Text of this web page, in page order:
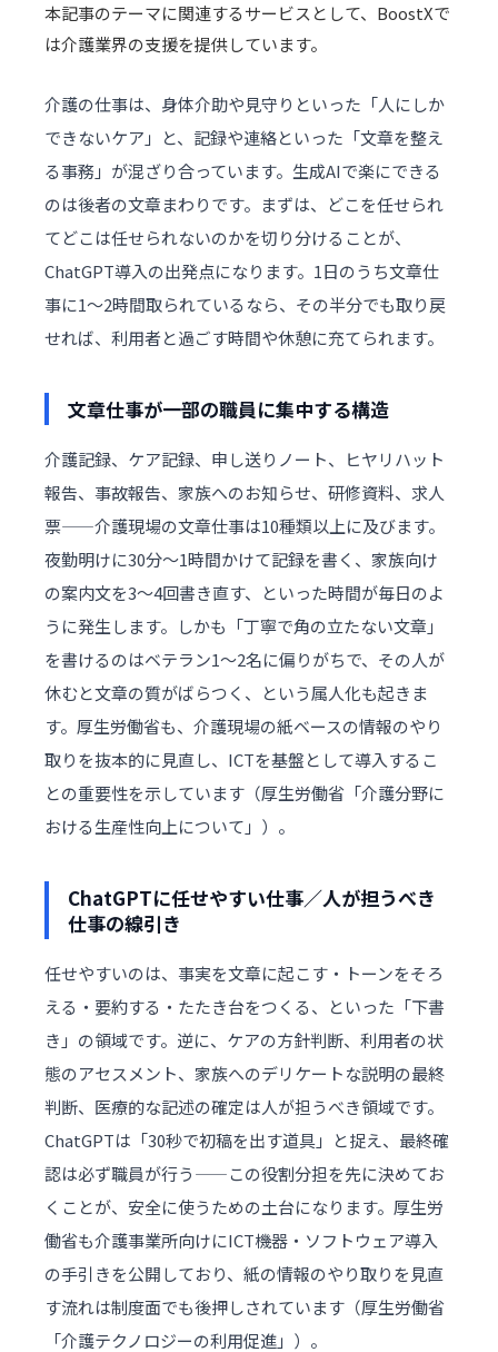
本記事のテーマに関連するサービスとして、BoostXで
は介護業界の支援を提供しています。
介護の仕事は、身体介助や見守りといった「人にしか
できないケア」と、記録や連絡といった「文章を整え
る事務」が混ざり合っています。生成AIで楽にできる
のは後者の文章まわりです。まずは、どこを任せられ
てどこは任せられないのかを切り分けることが、
ChatGPT導入の出発点になります。1日のうち文章仕
事に1〜2時間取られているなら、その半分でも取り戻
せれば、利用者と過ごす時間や休憩に充てられます。
文章仕事が一部の職員に集中する構造
介護記録、ケア記録、申し送りノート、ヒヤリハット
報告、事故報告、家族へのお知らせ、研修資料、求人
票——介護現場の文章仕事は10種類以上に及びます。
夜勤明けに30分〜1時間かけて記録を書く、家族向け
の案内文を3〜4回書き直す、といった時間が毎日のよ
うに発生します。しかも「丁寧で角の立たない文章」
を書けるのはベテラン1〜2名に偏りがちで、その人が
休むと文章の質がばらつく、という属人化も起きま
す。厚生労働省も、介護現場の紙ベースの情報のやり
取りを抜本的に見直し、ICTを基盤として導入するこ
との重要性を示しています（厚生労働省「介護分野に
おける生産性向上について」 ）。
ChatGPTに任せやすい仕事／人が担うべき
仕事の線引き
任せやすいのは、事実を文章に起こす・トーンをそろ
える・要約する・たたき台をつくる、といった「下書
き」の領域です。逆に、ケアの方針判断、利用者の状
態のアセスメント、家族へのデリケートな説明の最終
判断、医療的な記述の確定は人が担うべき領域です。
ChatGPTは「30秒で初稿を出す道具」と捉え、最終確
認は必ず職員が行う——この役割分担を先に決めてお
くことが、安全に使うための土台になります。厚生労
働省も介護事業所向けにICT機器・ソフトウェア導入
の手引きを公開しており、紙の情報のやり取りを見直
す流れは制度面でも後押しされています（厚生労働省
「介護テクノロジーの利用促進」 ）。